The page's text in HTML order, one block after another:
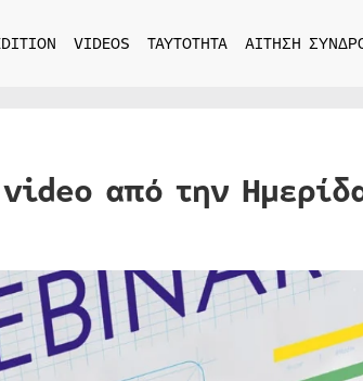
VIDEOS ΤΑΥΤΟΤΗΤΑ ΑΙΤΗΣΗ
από την